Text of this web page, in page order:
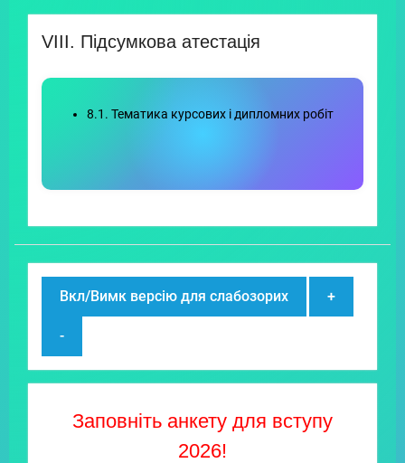
VIІІ. Підсумкова атестація
8.1. Тематика курсових і дипломних робіт
Вкл/Вимк версію для слабозорих +
-
Заповніть анкету для вступу
2026!